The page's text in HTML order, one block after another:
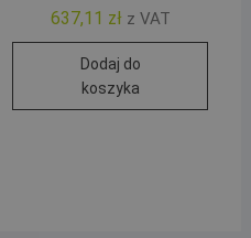
637,11 zł z VAT
Dodaj do
koszyka